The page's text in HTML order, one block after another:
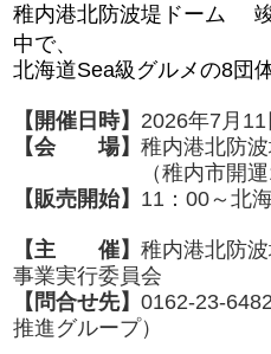
稚内港北防波堤ドーム
中で、
北海道Sea級グルメの8団
【開催日時】 2026年7月
【会 場】稚内港北防
（稚内市開運1丁
【販売開始】 11：00～北
【主 催】稚内港北防
事業実行委員会
【問合せ先】0162-23-
推進グループ）